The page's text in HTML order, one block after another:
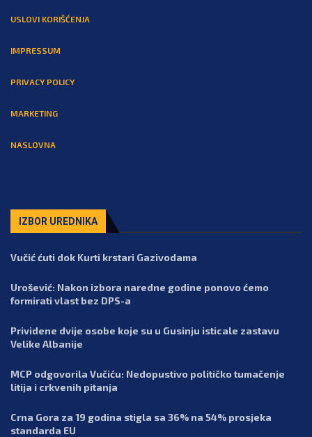
USLOVI KORIŠĆENJA
IMPRESSUM
PRIVACY POLICY
MARKETING
NASLOVNA
IZBOR UREDNIKA
Vučić ćuti dok Kurti krstari Gazivodama
Urošević: Nakon izbora naredne godine ponovo ćemo
formirati vlast bez DPS-a
Prividene dvije osobe koje su u Gusinju isticale zastavu
Velike Albanije
MCP odgovorila Vučiću: Nedopustivo političko tumačenje
litija i crkvenih pitanja
Crna Gora za 19 godina stigla sa 36% na 54% prosjeka
standarda EU